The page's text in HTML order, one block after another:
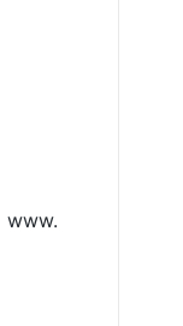
www.